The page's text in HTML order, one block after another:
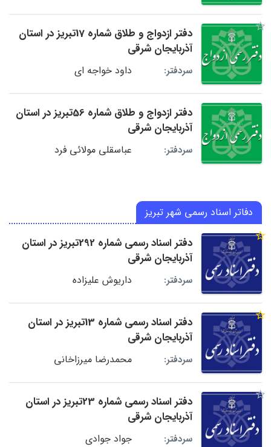
دفتر ازدواج و طلاق شماره 17تبریز در استان
آذربایجان شرقی
سردفتر: داود خواجه ای
دفتر ازدواج و طلاق شماره 56تبریز در استان
آذربایجان شرقی
سردفتر: عباسقلی مولائی فرد
دفاتر اسناد رسمی شهر تبریز
دفتر اسناد رسمی شماره 292تبریز در استان
آذربایجان شرقی
سردفتر: داریوش علیزاده
دفتر اسناد رسمی شماره 13تبریز در استان
آذربایجان شرقی
سردفتر: محمدرضا میرزاخانی
دفتر اسناد رسمی شماره 23تبریز در استان
آذربایجان شرقی
سردفتر: جواد جوادی